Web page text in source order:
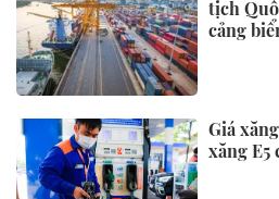
tịch
cảng
Giá
xăng E5